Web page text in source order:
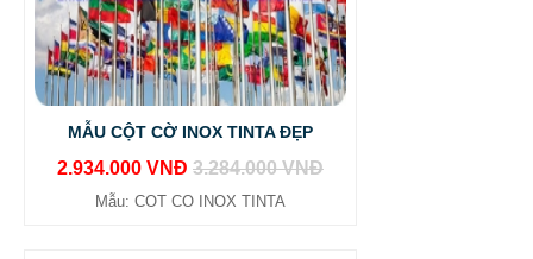
MẪU CỘT CỜ INOX TINTA ĐẸP
2.934.000 VNĐ 3.284.000 VNĐ
Mẫu: COT CO INOX TINTA